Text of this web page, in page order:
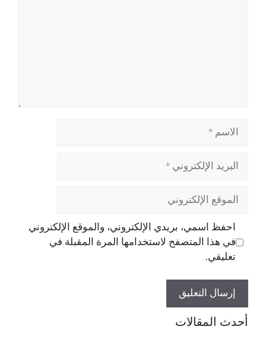
الاسم
البريد
الإلكتروني
الموقع
الإلكتروني
احفظ اسمي، بريدي الإلكتروني، والموقع الإلكتروني
في هذا المتصفح لاستخدامها المرة المقبلة في
تعليقي.
أحدث المقالات